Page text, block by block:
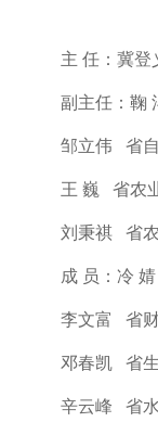
主 任：冀登
副主任：鞠
邹立伟 省
王 巍 省农
刘秉祺 省
成 员：冷 婧
李文富 省
邓春凯 省
辛云峰 省